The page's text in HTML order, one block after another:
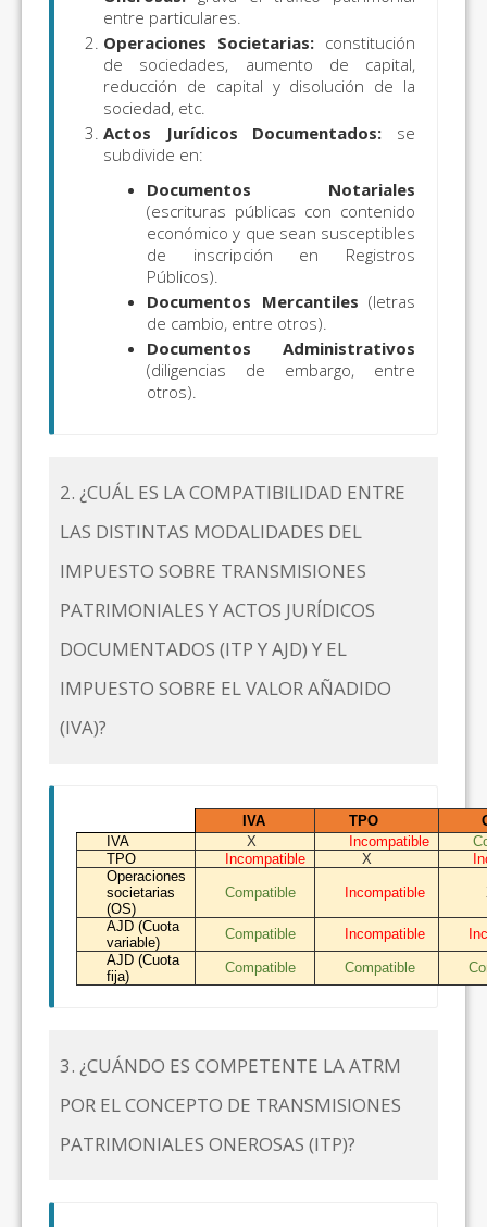
entre particulares.
Operaciones Societarias: constitución
de sociedades, aumento de capital,
reducción de capital y disolución de la
sociedad, etc.
Actos Jurídicos Documentados: se
subdivide en:
Documentos Notariales
(escrituras públicas con contenido
económico y que sean susceptibles
de inscripción en Registros
Públicos).
Documentos Mercantiles (letras
de cambio, entre otros).
Documentos Administrativos
(diligencias de embargo, entre
otros).
2. ¿CUÁL ES LA COMPATIBILIDAD ENTRE
LAS DISTINTAS MODALIDADES DEL
IMPUESTO SOBRE TRANSMISIONES
PATRIMONIALES Y ACTOS JURÍDICOS
DOCUMENTADOS (ITP Y AJD) Y EL
IMPUESTO SOBRE EL VALOR AÑADIDO
(IVA)?
IVA TPO
IVA
X Incompatible
TPO
Incompatible X
Operaciones
societarias
(OS)
Compatible Incompatible
AJD (Cuota
variable)
Compatible Incompatible
AJD (Cuota
fija)
Compatible Compatible
3. ¿CUÁNDO ES COMPETENTE LA ATRM
POR EL CONCEPTO DE TRANSMISIONES
PATRIMONIALES ONEROSAS (ITP)?